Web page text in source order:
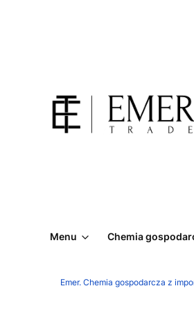
Menu Chemia
Emer. Chemia gospodarcza z